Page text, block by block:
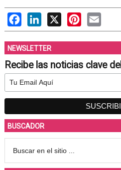
FacebookLinkedIn
X PinterestEmail
NEWSLETTER
Recibe las noticias clave
BUSCADOR